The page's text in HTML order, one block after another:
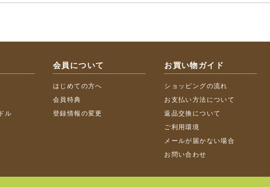
ル
会員について
はじめての方へ
会員特典
登録情報の変更
お買い物ガイド
ショッピングの流れ
お支払い方法について
返品交換について
ご利用環境
メールが届かない場合
お問い合わせ